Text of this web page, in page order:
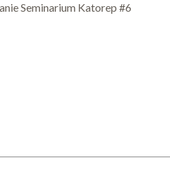
Seminarium Katorep #6